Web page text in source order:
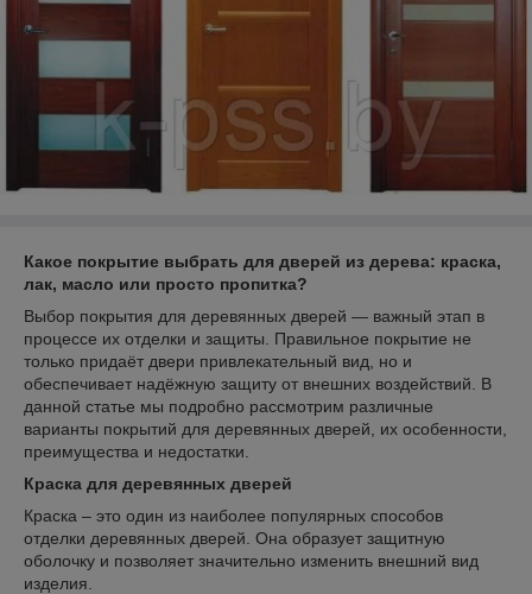
Какое покрытие выбрать для дверей из дерева: краска,
лак, масло или просто пропитка?
Выбор покрытия для деревянных дверей — важный этап в
процессе их отделки и защиты. Правильное покрытие не
только придаёт двери привлекательный вид, но и
обеспечивает надёжную защиту от внешних воздействий. В
данной статье мы подробно рассмотрим различные
варианты покрытий для деревянных дверей, их особенности,
преимущества и недостатки.
Краска для деревянных дверей
Краска – это один из наиболее популярных способов
отделки деревянных дверей. Она образует защитную
оболочку и позволяет значительно изменить внешний вид
изделия.